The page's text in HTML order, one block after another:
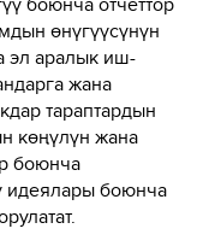
өнүгүүсүнүн
эл аралык иш-
жана
тараптардын
көңүлүн жана
боюнча
идеялары боюнча